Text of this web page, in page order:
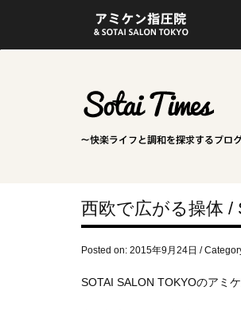
西欧で広がる操体 /
Posted on: 2015年9月24日 /
SOTAI SALON TOKYOのアミケ